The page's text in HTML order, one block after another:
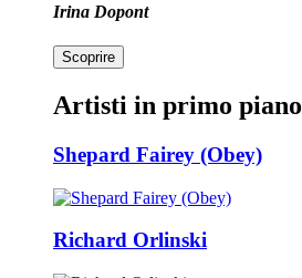
Irina Dopont
Scoprire
Artisti in primo piano
Shepard Fairey (Obey)
Richard Orlinski